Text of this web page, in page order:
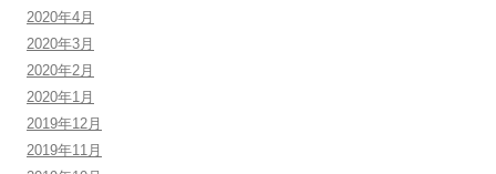
2020年4月
2020年3月
2020年2月
2020年1月
2019年12月
2019年11月